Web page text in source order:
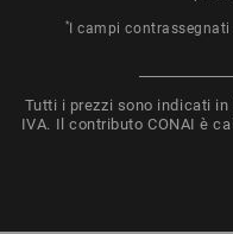
*I campi
Tutti i prezzi sono indicati in
IVA. Il contributo CONAI è